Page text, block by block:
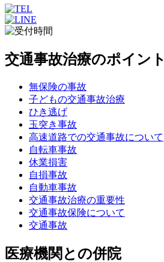
交通事故治療のポイント
無保険の事故
子どもの交通事故治療
ひき逃げ
玉突き事故
高速道路での交通事故について
自転車事故
休業損害
自損事故
自動車事故
交通事故治療の重要性
交通事故保険について
交通事故
医療機関との併院